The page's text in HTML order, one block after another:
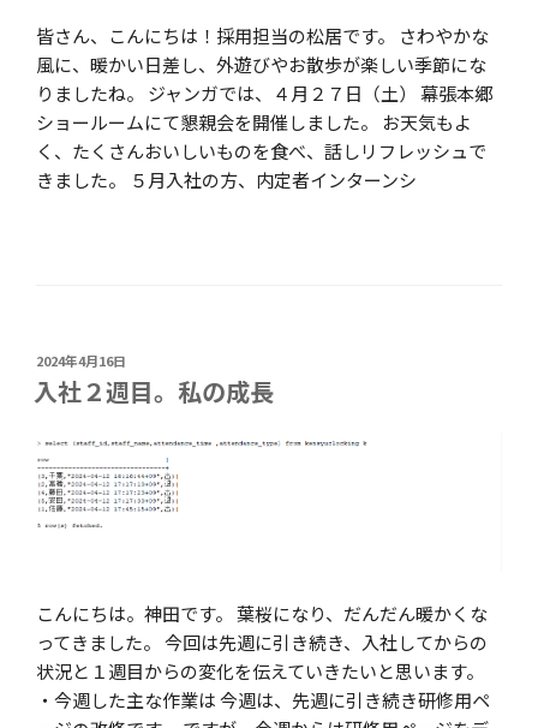
皆さん、こんにちは！採用担当の松居です。 さわやかな
風に、暖かい日差し、外遊びやお散歩が楽しい季節にな
りましたね。 ジャンガでは、４月２７日（土） 幕張本郷
ショールームにて懇親会を開催しました。 お天気もよ
く、たくさんおいしいものを食べ、話しリフレッシュで
きました。 ５月入社の方、内定者インターンシ
投
稿
日:
2024年4月16日
入社２週目。私の成長
こんにちは。神田です。 葉桜になり、だんだん暖かくな
ってきました。 今回は先週に引き続き、入社してからの
状況と１週目からの変化を伝えていきたいと思います。
・今週した主な作業は 今週は、先週に引き続き研修用ペ